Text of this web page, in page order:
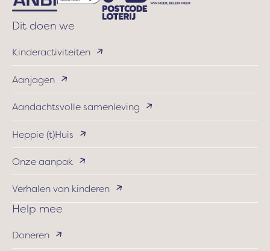
pleeggezin
werden
Dit doen we
Kinderactiviteiten
Aanjagen
Aandachtsvolle samenleving
Heppie (t)Huis
Onze aanpak
Verhalen van kinderen
Help mee
Doneren